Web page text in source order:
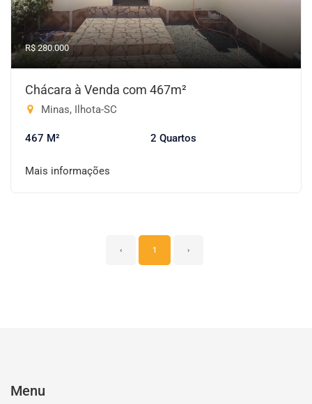
R$ 280.000
Chácara à Venda com 467m²
Minas, Ilhota-SC
467 M² 2 Quartos
Mais informações
‹ 1 ›
Menu